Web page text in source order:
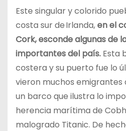
Este singular y colorido
costa sur de Irlanda,en el
Cork, esconde algunas de
importantes del país. Esta
costera y su puerto fue lo
vieron muchos emigrantes
un barco que ilustra lo
herencia marítima de
malogrado Titanic. De